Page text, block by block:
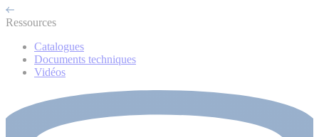
Ressources
Catalogues
Documents techniques
Vidéos